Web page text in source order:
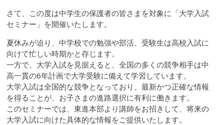
さて、この度は中学生の保護者の皆さまを対象に「大学入試
セミナー」を開催いたします。
夏休みが迫り、中学校での勉強や部活、受験生は高校入試に
向けて忙しい時期かと存じます。
一方で、大学入試を見据えると、全国の多くの競争相手は中
高一貫の6年計画で大学受験に備えて学習しています。
大学入試は全国的な競争となっており、最新かつ正確な情報
を得ることが、お子さまの進路選択に有利に働きます。
このセミナーでは、東進本部より講師をお招きして、将来の
大学入試に向けた具体的な情報をご提供いたします。